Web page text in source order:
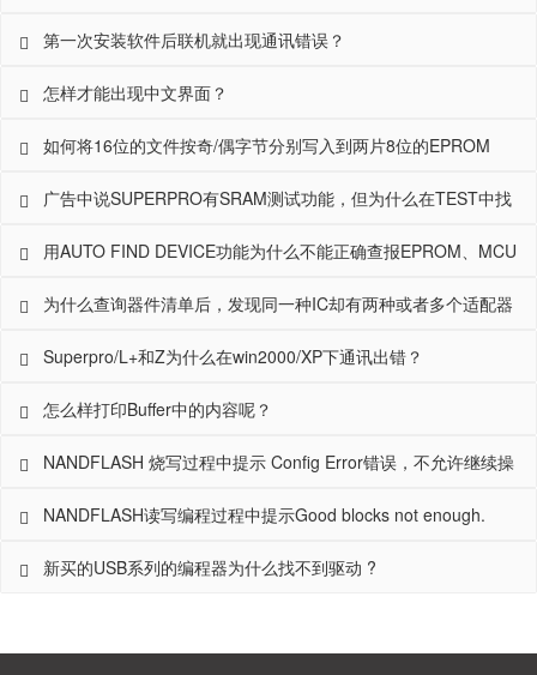
题，怎么回事？
第一次安装软件后联机就出现通讯错误？
怎样才能出现中文界面？
如何将16位的文件按奇/偶字节分别写入到两片8位的EPROM
中？
广告中说SUPERPRO有SRAM测试功能，但为什么在TEST中找
不到？
用AUTO FIND DEVICE功能为什么不能正确查报EPROM、MCU
和PLD的型号？
为什么查询器件清单后，发现同一种IC却有两种或者多个适配器
支持呢？我该如何选择？
Superpro/L+和Z为什么在win2000/XP下通讯出错？
怎么样打印Buffer中的内容呢？
NANDFLASH 烧写过程中提示 Config Error错误，不允许继续操
作
NANDFLASH读写编程过程中提示Good blocks not enough.
新买的USB系列的编程器为什么找不到驱动 ?